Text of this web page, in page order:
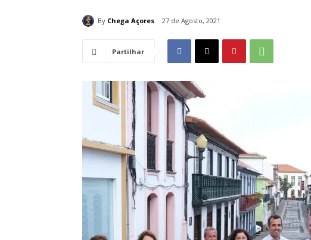
By Chega Açores 27 de Agosto, 2021
Partilhar